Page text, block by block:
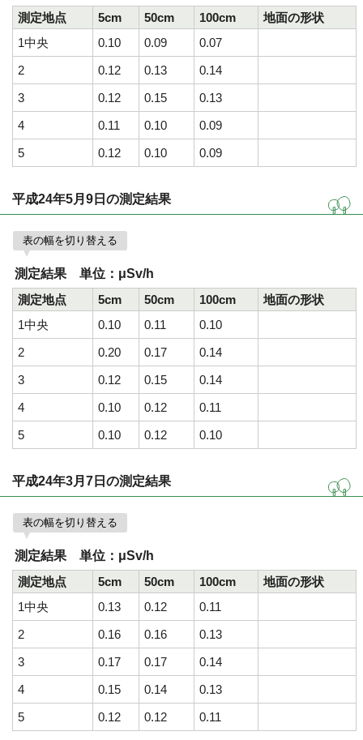
測定地点
5cm 50cm 100cm
地面の形状
1中央
0.10 0.09
0.07
2
0.12 0.13
0.14
3
0.12 0.15
0.13
4
0.11 0.10
0.09
5
0.12 0.10 0.09
平成24年5月9日の測定結果
表の幅を切り替える
測定結果 単位：μSv/h
測定地点
5cm 50cm 100cm
地面の形状
1中央
0.10 0.11
0.10
2
0.20 0.17
0.14
3
0.12 0.15
0.14
4
0.10 0.12
0.11
5
0.10 0.12 0.10
平成24年3月7日の測定結果
表の幅を切り替える
測定結果 単位：μSv/h
測定地点
5cm 50cm 100cm
地面の形状
1中央
0.13 0.12
0.11
2
0.16 0.16
0.13
3
0.17 0.17
0.14
4
0.15 0.14
0.13
5
0.12 0.12 0.11